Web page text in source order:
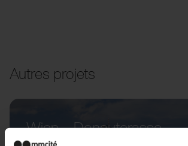
Autres projets
Wien – Donauterasse